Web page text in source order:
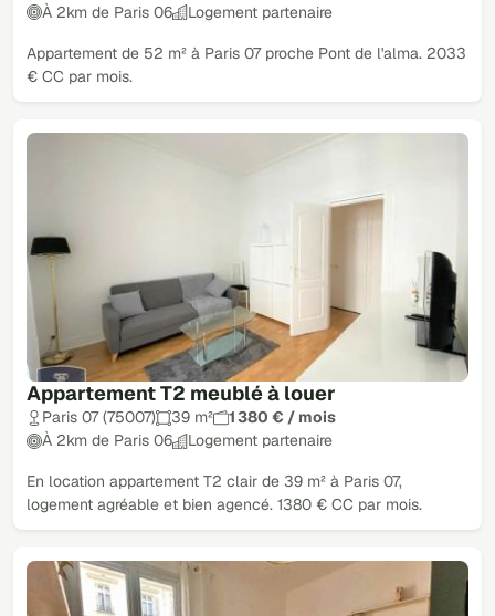
À 2km de Paris 06
Logement partenaire
Appartement de 52 m² à Paris 07 proche Pont de l'alma. 2033
€ CC par mois.
Appartement T2 meublé à louer
Paris 07 (75007) 39 m²
1 380 € / mois
À 2km de Paris 06
Logement partenaire
En location appartement T2 clair de 39 m² à Paris 07,
logement agréable et bien agencé. 1380 € CC par mois.